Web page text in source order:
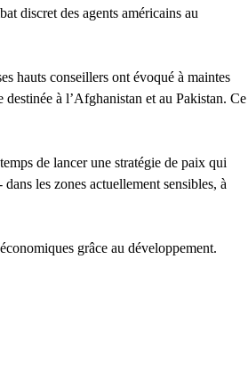
discret des agents américains au
hauts conseillers ont évoqué à maintes
à l’Afghanistan et au Pakistan. Ce
de lancer une stratégie de paix qui
les zones actuellement sensibles, à
grâce au développement.